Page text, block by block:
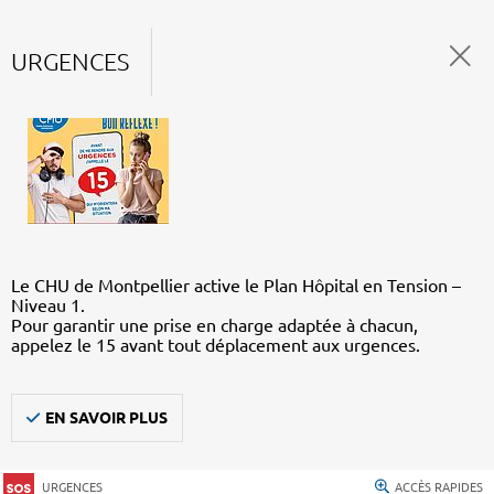
URGENCES
Le CHU de Montpellier active le Plan Hôpital en Tension –
Niveau 1.
Pour garantir une prise en charge adaptée à chacun,
appelez le 15 avant tout déplacement aux urgences.
EN SAVOIR PLUS
URGENCES ACCÈS RAPIDES